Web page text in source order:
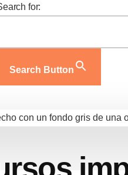
for:
Search Button